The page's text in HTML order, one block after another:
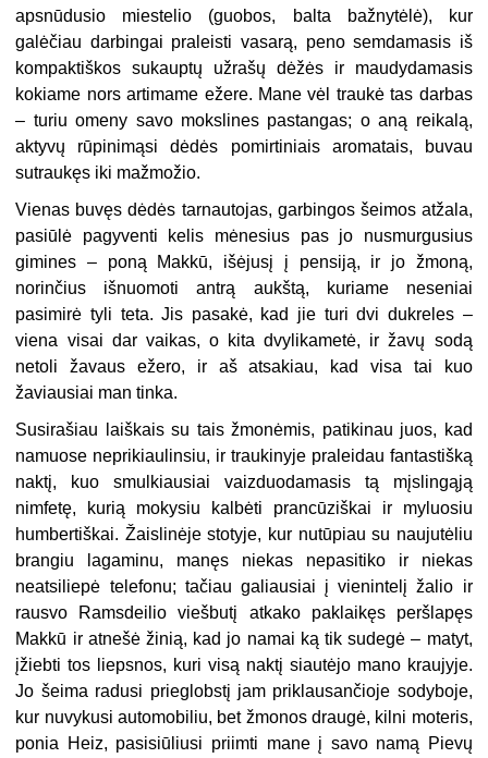
apsnūdusio miestelio (guobos, balta bažnytėlė), kur
galėčiau darbingai praleisti vasarą, peno semdamasis iš
kompaktiškos sukauptų užrašų dėžės ir maudydamasis
kokiame nors artimame ežere. Mane vėl traukė tas darbas
– turiu omeny savo mokslines pastangas; o aną reikalą,
aktyvų rūpinimąsi dėdės pomirtiniais aromatais, buvau
sutraukęs iki mažmožio.
Vienas buvęs dėdės tarnautojas, garbingos šeimos atžala,
pasiūlė pagyventi kelis mėnesius pas jo nusmurgusius
gimines – poną Makkū, išėjusį į pensiją, ir jo žmoną,
norinčius išnuomoti antrą aukštą, kuriame neseniai
pasimirė tyli teta. Jis pasakė, kad jie turi dvi dukreles –
viena visai dar vaikas, o kita dvylikametė, ir žavų sodą
netoli žavaus ežero, ir aš atsakiau, kad visa tai kuo
žaviausiai man tinka.
Susirašiau laiškais su tais žmonėmis, patikinau juos, kad
namuose neprikiaulinsiu, ir traukinyje praleidau fantastišką
naktį, kuo smulkiausiai vaizduodamasis tą mįslingąją
nimfetę, kurią mokysiu kalbėti prancūziškai ir myluosiu
humbertiškai. Žaislinėje stotyje, kur nutūpiau su naujutėliu
brangiu lagaminu, manęs niekas nepasitiko ir niekas
neatsiliepė telefonu; tačiau galiausiai į vienintelį žalio ir
rausvo Ramsdeilio viešbutį atkako paklaikęs peršlapęs
Makkū ir atnešė žinią, kad jo namai ką tik sudegė – matyt,
įžiebti tos liepsnos, kuri visą naktį siautėjo mano kraujyje.
Jo šeima radusi prieglobstį jam priklausančioje sodyboje,
kur nuvykusi automobiliu, bet žmonos draugė, kilni moteris,
ponia Heiz, pasisiūliusi priimti mane į savo namą Pievų